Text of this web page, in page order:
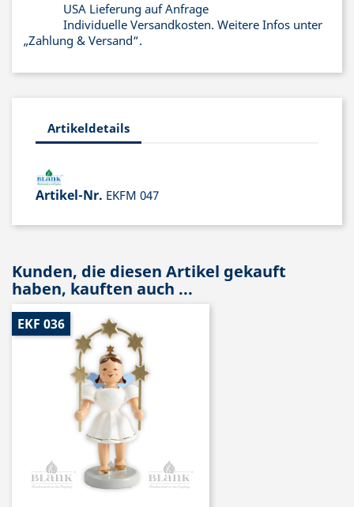
USA Lieferung auf Anfrage
Individuelle Versandkosten. Weitere Infos unter
„Zahlung & Versand“.
Artikeldetails
Artikel-Nr. EKFM 047
Kunden, die diesen Artikel gekauft
haben, kauften auch ...
EKF 036